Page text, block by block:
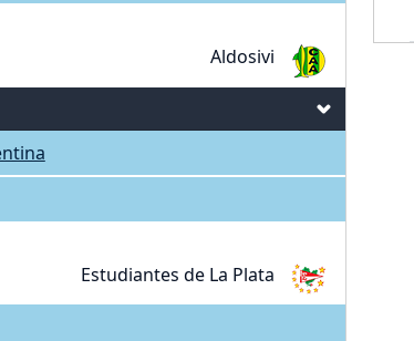
Aldosivi
Estudiantes de La Plata